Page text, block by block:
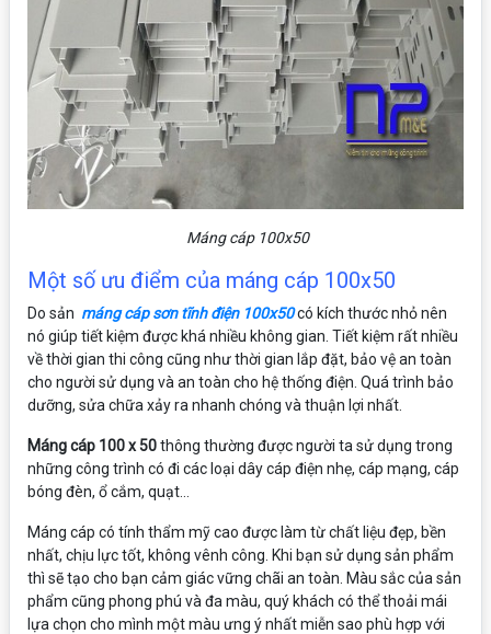
Máng cáp 100x50
Một số ưu điểm của máng cáp 100x50
Do sản máng cáp sơn tĩnh điện 100x50có kích thước nhỏ nên
nó giúp tiết kiệm được khá nhiều không gian. Tiết kiệm rất nhiều
về thời gian thi công cũng như thời gian lắp đặt, bảo vệ an toàn
cho người sử dụng và an toàn cho hệ thống điện. Quá trình bảo
dưỡng, sửa chữa xảy ra nhanh chóng và thuận lợi nhất.
Máng cáp 100 x 50thông thường được người ta sử dụng trong
những công trình có đi các loại dây cáp điện nhẹ, cáp mạng, cáp
bóng đèn, ổ cắm, quạt…
Máng cáp có tính thẩm mỹ cao được làm từ chất liệu đẹp, bền
nhất, chịu lực tốt, không vênh công. Khi bạn sử dụng sản phẩm
thì sẽ tạo cho bạn cảm giác vững chãi an toàn. Màu sắc của sản
phẩm cũng phong phú và đa màu, quý khách có thể thoải mái
lựa chọn cho mình một màu ưng ý nhất miễn sao phù hợp với